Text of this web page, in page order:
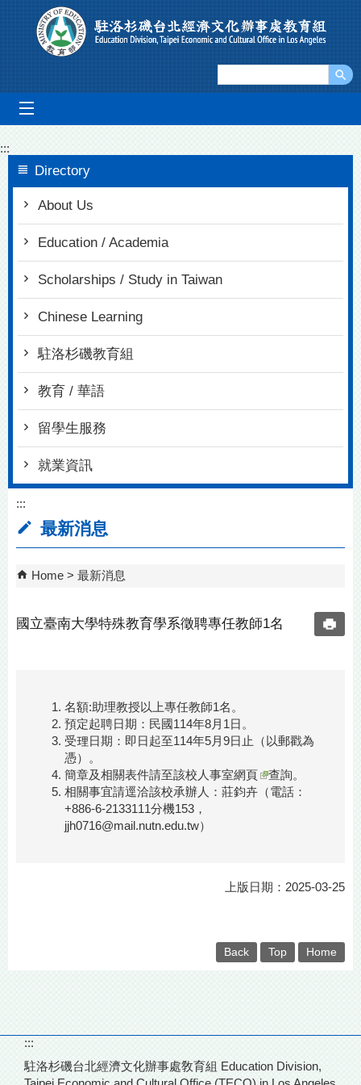
Go To Content
:::
Directory
About Us
Education / Academia
Scholarships / Study in Taiwan
Chinese Learning
駐洛杉磯教育組
教育 / 華語
留學生服務
就業資訊
:::
最新消息
Home 最新消息
國立臺南大學特殊教育學系徵聘專任教師1名
名額:助理教授以上專任教師1名。
預定起聘日期：民國114年8月1日。
受理日期：即日起至114年5月9日止（以郵戳為
憑）。
簡章及相關表件請至該校人事室網頁
查詢。
相關事宜請逕洽該校承辦人：莊鈞卉（電話：
+886-6-2133111分機153，
jjh0716@mail.nutn.edu.tw）
上版日期：2025-03-25
Back Top Home
:::
駐洛杉磯台北經濟文化辦事處敎育組 Education Division,